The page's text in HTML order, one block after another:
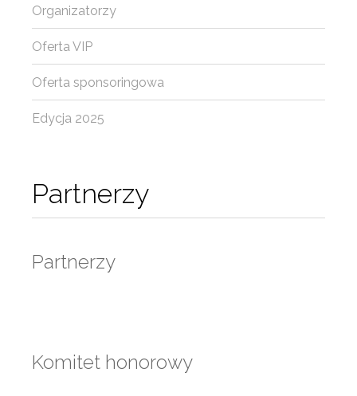
Partnerzy
Partnerzy
Komitet honorowy
Organizatorzy
Oferta VIP
Oferta sponsoringowa
Edycja 2025